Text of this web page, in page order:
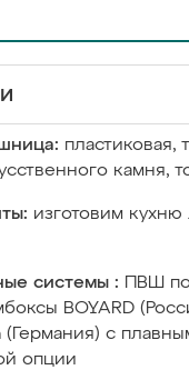
камня,
изготовим
системы :
ПВШ
BOYARD
(Германия) с
опции